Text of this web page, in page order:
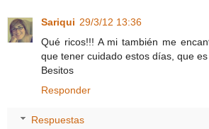
Sariqui 29/3/12 13:36
Qué ricos!!! A mi también me
que tener cuidado estos días, que
Besitos
Responder
Respuestas